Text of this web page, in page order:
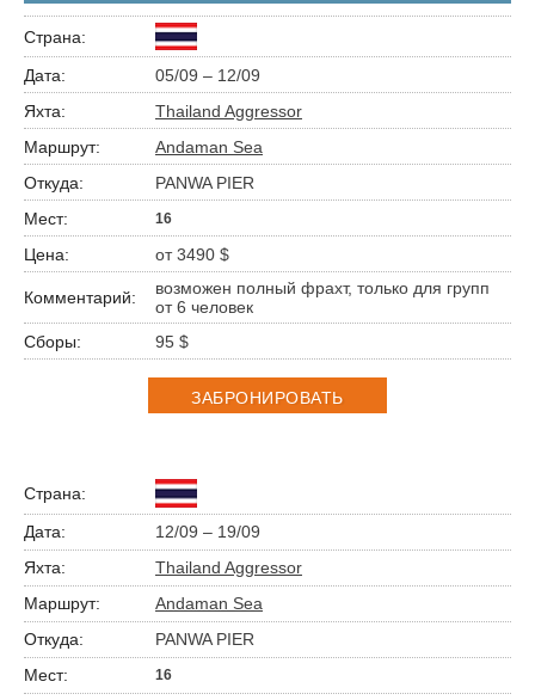
05/09 – 12/09
Thailand Aggressor
Andaman Sea
PANWA PIER
16
от 3490 $
возможен полный фрахт, только для групп
от 6 человек
95 $
ЗАБРОНИРОВАТЬ
12/09 – 19/09
Thailand Aggressor
Andaman Sea
PANWA PIER
16